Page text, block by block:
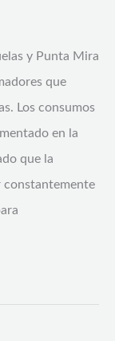
y Punta Mira
que
Los consumos
en la
que la
constantemente